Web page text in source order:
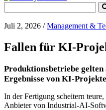
for:
Juli 2, 2026 /Management &
Fallen für KI-
Produktionsbetriebe
Ergebnisse von KI-
In der Fertigung scheitern
Anbieter von Industrial-AI-